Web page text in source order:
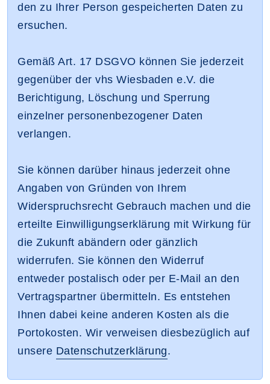
den zu Ihrer Person gespeicherten Daten zu
ersuchen.
Gemäß Art. 17 DSGVO können Sie jederzeit
gegenüber der vhs Wiesbaden e.V. die
Berichtigung, Löschung und Sperrung
einzelner personenbezogener Daten
verlangen.
Sie können darüber hinaus jederzeit ohne
Angaben von Gründen von Ihrem
Widerspruchsrecht Gebrauch machen und die
erteilte Einwilligungserklärung mit Wirkung für
die Zukunft abändern oder gänzlich
widerrufen. Sie können den Widerruf
entweder postalisch oder per E-Mail an den
Vertragspartner übermitteln. Es entstehen
Ihnen dabei keine anderen Kosten als die
Portokosten. Wir verweisen diesbezüglich auf
unsere Datenschutzerklärung.